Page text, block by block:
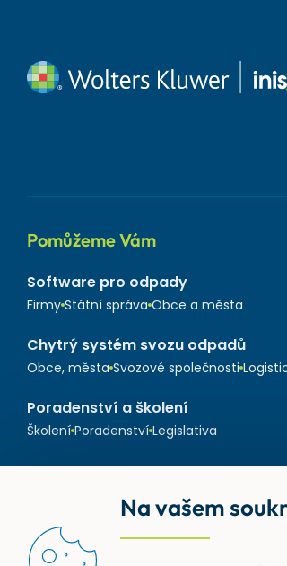
Pomůžeme Vám
Software pro odpady
Firmy Státní správa Obce a města
Chytrý systém svozu odpadů
Obce, města Svozové společnosti
Poradenství a školení
Školení Poradenství Legislativa
Na vašem